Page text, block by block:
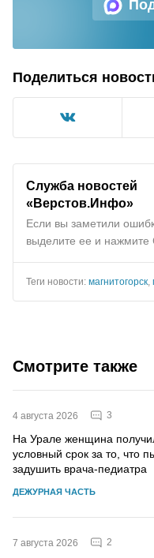
Поделиться
Служба новостей
«Верстов.Инфо»
Если вы заметили
выделите ее и нажмите
Теги новости: магнитогорск
Смотрите также
4 августа 2026 3
На Урале женщина
условный срок за то, что
задушить врача-педиатра
ДЕЖУРНАЯ ЧАСТЬ
7 августа 2026 2